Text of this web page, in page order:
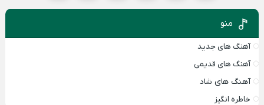
منو
آهنگ های جدید
آهنگ های قدیمی
آهنگ های شاد
خاطره انگیز